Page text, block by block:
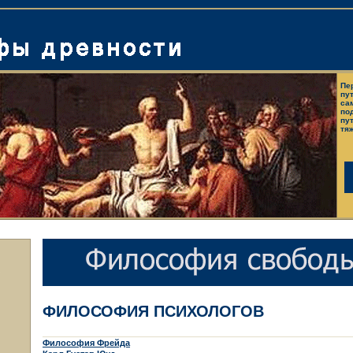
ФИЛОСОФИЯ ПСИХОЛОГОВ
Философия Фрейда